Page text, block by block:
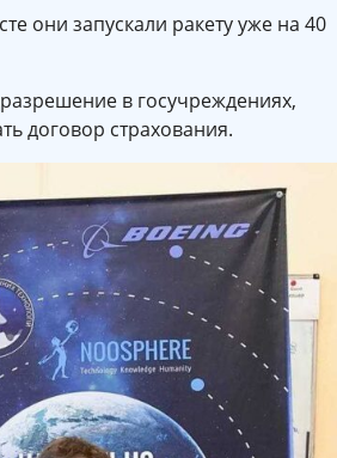
они запускали ракету уже на 40
в госучреждениях,
договор страхования.